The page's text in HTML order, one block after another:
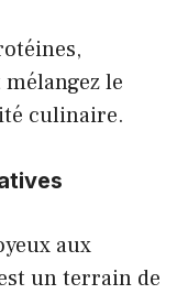
le
culinaire.
aux
un terrain de